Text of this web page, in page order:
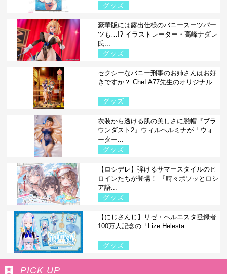
グッズ
豪華版には露出仕様のバニースーツパー
ツも…!? イラストレーター・高峰ナダレ
氏...
グッズ
セクシーなバニー刑事のお姉さんはお好
きですか？ CheLA77先生のオリジナル...
グッズ
衣装から透ける肌の美しさに脱帽『ブラ
ウンダスト2』ウィルヘルミナが「ウォ
ーター...
グッズ
【ロシデレ】弾けるサマースタイルのヒ
ロインたちが登場！ 『時々ボソッとロシ
ア語...
グッズ
【にじさんじ】リゼ・ヘルエスタ登録者
100万人記念の「Lize Helesta...
グッズ
PICK UP